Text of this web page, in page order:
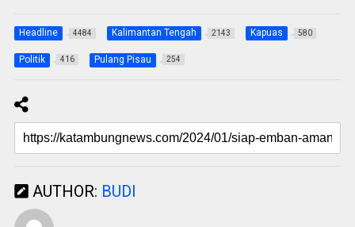
Headline 4484 Kalimantan Tengah 2143 Kapuas 580
Politik 416 Pulang Pisau 254
AUTHOR: BUDI